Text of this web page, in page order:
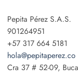
Pepita Pérez S.A.S.
901264951
+57 317 664 5181
hola@pepitaperez.co
Cra 37 # 52-09,